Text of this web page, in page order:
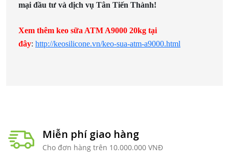
mại đầu tư và dịch vụ Tân Tiến Thành!
Xem thêm keo sữa ATM A9000 20kg tại
đây: http://keosilicone.vn/keo-sua-atm-a9000.html
Miễn phí giao hàng
Cho đơn hàng trên 10.000.000 VNĐ